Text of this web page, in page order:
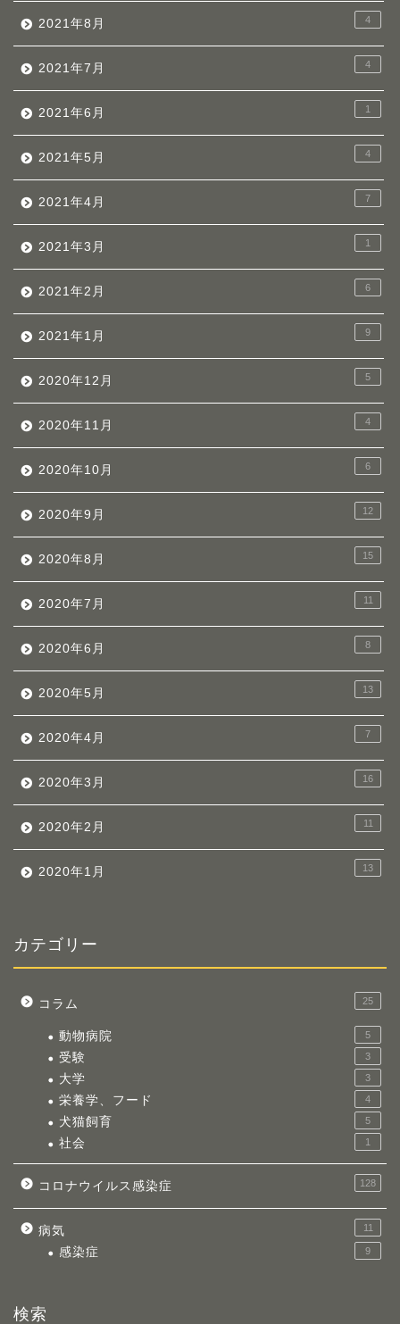
2021年8月 4
2021年7月 4
2021年6月 1
2021年5月 4
2021年4月 7
2021年3月 1
2021年2月 6
2021年1月 9
2020年12月 5
2020年11月 4
2020年10月 6
2020年9月 12
2020年8月 15
2020年7月 11
2020年6月 8
2020年5月 13
2020年4月 7
2020年3月 16
2020年2月 11
2020年1月 13
カテゴリー
コラム 25
動物病院 5
受験 3
大学 3
栄養学、フード 4
犬猫飼育 5
社会 1
コロナウイルス感染症 128
病気 11
感染症 9
検索